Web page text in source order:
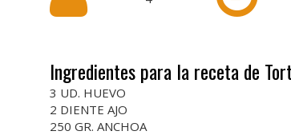
Ingredientes para la receta de
3 UD. HUEVO
2 DIENTE AJO
250 GR. ANCHOA